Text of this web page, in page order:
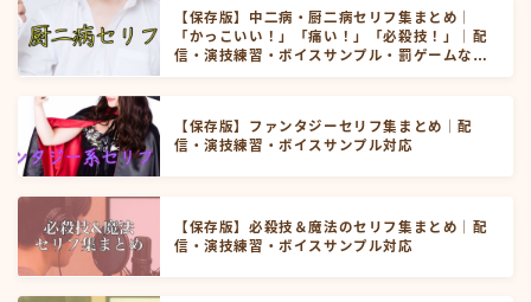
【保存版】中二病・厨二病セリフ集まとめ｜
「かっこいい！」「痛い！」「必殺技！」｜配
信・演技練習・ボイスサンプル・罰ゲームなど
【保存版】ファンタジーセリフ集まとめ｜配
信・演技練習・ボイスサンプル対応
【保存版】必殺技＆魔法のセリフ集まとめ｜配
信・演技練習・ボイスサンプル対応